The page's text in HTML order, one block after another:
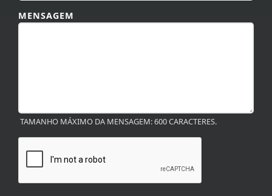
MENSAGEM
TAMANHO MÁXIMO DA MENSAGEM: 600 CARACTERES.